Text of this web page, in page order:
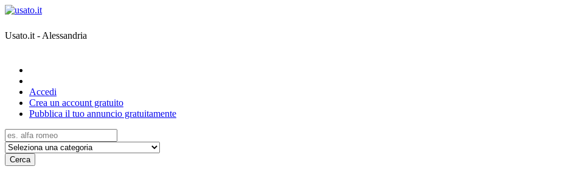
Usato.it - Alessandria
Accedi
Crea un account gratuito
Pubblica il tuo annuncio gratuitamente
Cerca